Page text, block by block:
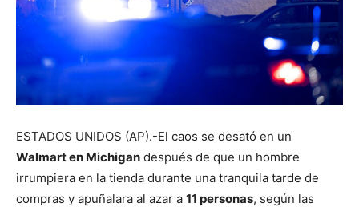
ESTADOS UNIDOS (AP).-El caos se desató en un
Walmart en Michigan después de que un hombre
irrumpiera en la tienda durante una tranquila tarde de
compras y apuñalara al azar a 11 personas, según las